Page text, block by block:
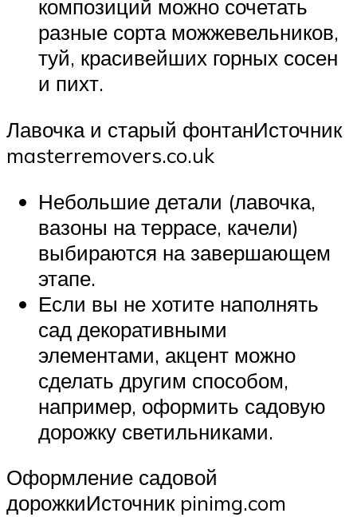
композиций можно сочетать
разные сорта можжевельников,
туй, красивейших горных сосен
и пихт.
Лавочка и старый фонтанИсточник
masterremovers.co.uk
Небольшие детали (лавочка,
вазоны на террасе, качели)
выбираются на завершающем
этапе.
Если вы не хотите наполнять
сад декоративными
элементами, акцент можно
сделать другим способом,
например, оформить садовую
дорожку светильниками.
Оформление садовой
дорожкиИсточник pinimg.com